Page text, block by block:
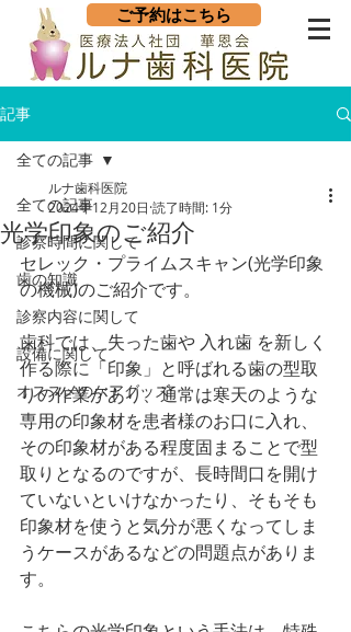
ご予約はこちら
記事
全ての記事
診察時間に関して
歯の知識
診察内容に関して
設備に関して
オススメのケアグッズ
全ての記事
光学印象のご紹介
ルナ歯科医院
2024年12月20日 読了時間: 1分
セレック・プライムスキャン(光学印象
の機械)のご紹介です。
歯科では、失った歯や 入れ歯 を新しく
作る際に「印象」と呼ばれる歯の型取
りの作業があり、通常は寒天のような
専用の印象材を患者様のお口に入れ、
その印象材がある程度固まることで型
取りとなるのですが、長時間口を開け
ていないといけなかったり、そもそも
印象材を使うと気分が悪くなってしま
うケースがあるなどの問題点がありま
す。